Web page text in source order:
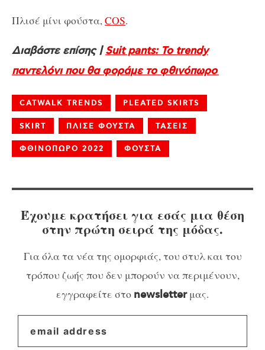
Πλισέ μίνι φούστα,COS.
Διαβάστε επίσης |Suit pants: Το trendy
παντελόνι που θα φοράμε το φθινόπωρο
CATWALK TRENDS PLEATED SKIRTS
SKIRT ΠΛΙΣΕ ΦΟΥΣΤΑ ΤΑΣΕΙΣ
ΦΘΙΝΟΠΩΡΟ 2022 ΦΟΥΣΤΑ
Έχουμε κρατήσει για εσάς μια θέση
στην πρώτη σειρά της μόδας.
Για όλα τα νέα της ομορφιάς, του στυλ και του
τρόπου ζωής που δεν μπορούν να περιμένουν,
εγγραφείτε στο newsletterμας.